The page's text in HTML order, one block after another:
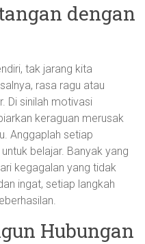
dengan
tak jarang kita
rasa ragu atau
Di sinilah motivasi
keraguan merusak
Anggaplah setiap
belajar. Banyak yang
kegagalan yang tidak
ingat, setiap langkah
Hubungan